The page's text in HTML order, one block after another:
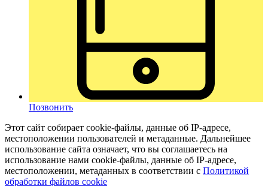
Позвонить
Этот сайт собирает cookie-файлы, данные об IP-адресе,
местоположении пользователей и метаданные. Дальнейшее
использование сайта означает, что вы соглашаетесь на
использование нами cookie-файлы, данные об IP-адресе,
местоположении, метаданных в соответствии с Политикой
обработки файлов cookie